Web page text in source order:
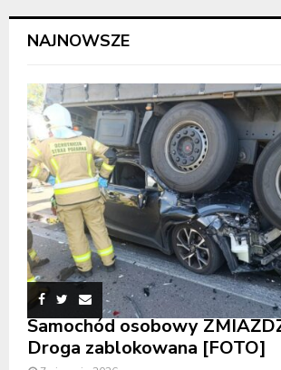
NAJNOWSZE
Samochód osobowy
Droga zablokowana [FOTO]